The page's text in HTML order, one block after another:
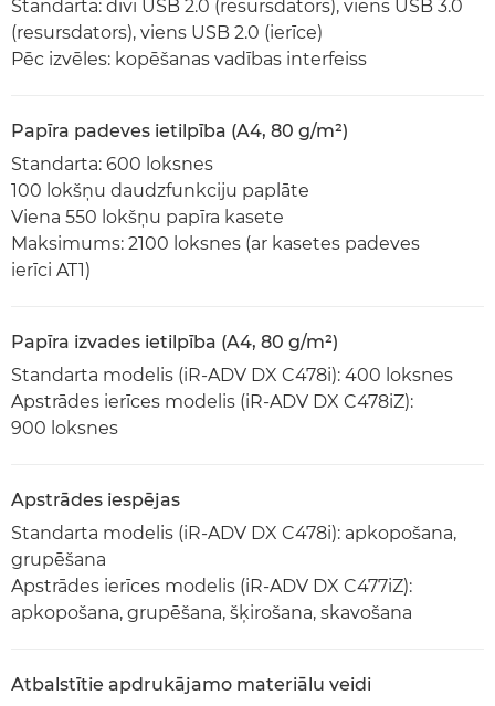
Standarta: divi USB 2.0 (resursdators), viens USB 3.0
(resursdators), viens USB 2.0 (ierīce)
Pēc izvēles: kopēšanas vadības interfeiss
Papīra padeves ietilpība (A4, 80 g/m²)
Standarta: 600 loksnes
100 lokšņu daudzfunkciju paplāte
Viena 550 lokšņu papīra kasete
Maksimums: 2100 loksnes (ar kasetes padeves
ierīci AT1)
Papīra izvades ietilpība (A4, 80 g/m²)
Standarta modelis (iR-ADV DX C478i): 400 loksnes
Apstrādes ierīces modelis (iR-ADV DX C478iZ):
900 loksnes
Apstrādes iespējas
Standarta modelis (iR-ADV DX C478i): apkopošana,
grupēšana
Apstrādes ierīces modelis (iR-ADV DX C477iZ):
apkopošana, grupēšana, šķirošana, skavošana
Atbalstītie apdrukājamo materiālu veidi